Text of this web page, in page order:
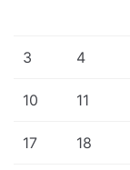
3 4
10 11
17 18